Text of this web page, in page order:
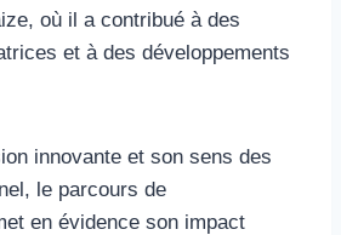
où il a contribué à des
et à des développements
innovante et son sens des
le parcours de
en évidence son impact